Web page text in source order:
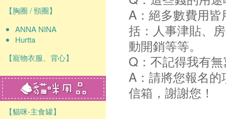
【胸圈 / 頸圈】
ANNA NINA
Hurtta
【寵物衣服、背心】
【貓咪-主食罐】
A：絕多數費用
括：人事津貼、
動開銷等等。
Q：不記得我有
A：請將您報名
信箱，謝謝您！